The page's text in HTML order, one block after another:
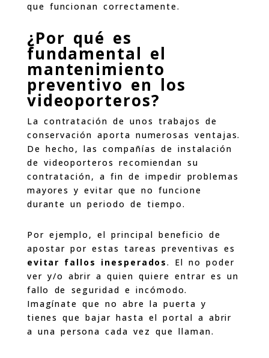
que funcionan correctamente.
¿Por qué es
fundamental el
mantenimiento
preventivo en los
videoporteros?
La contratación de unos trabajos de
conservación aporta numerosas ventajas.
De hecho, las compañías de instalación
de videoporteros recomiendan su
contratación, a fin de impedir problemas
mayores y evitar que no funcione
durante un periodo de tiempo.
Por ejemplo, el principal beneficio de
apostar por estas tareas preventivas es
evitar fallos inesperados. El no poder
ver y/o abrir a quien quiere entrar es un
fallo de seguridad e incómodo.
Imagínate que no abre la puerta y
tienes que bajar hasta el portal a abrir
a una persona cada vez que llaman.